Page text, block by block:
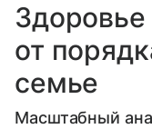
от
семье
Масштабный